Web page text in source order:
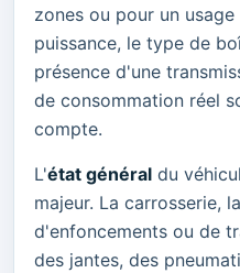
zones ou pour un
puissance, le type de
présence d'une
de consommation réel
compte.
L'état général du
majeur. La carrosserie,
d'enfoncements ou de
des jantes, des